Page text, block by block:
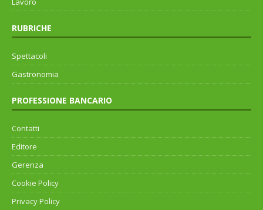
RUBRICHE
Spettacoli
Gastronomia
PROFESSIONE BANCARIO
Contatti
Editore
Gerenza
Cookie Policy
Privacy Policy